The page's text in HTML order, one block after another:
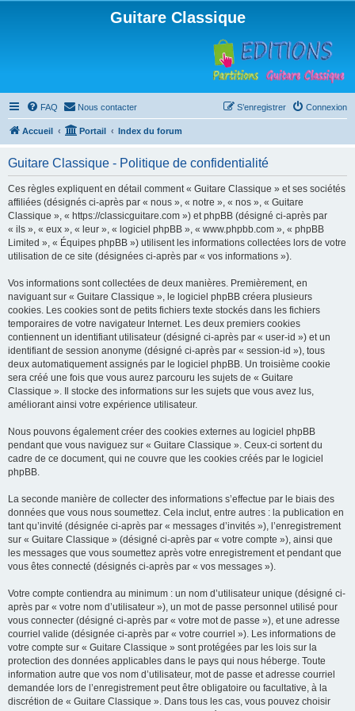
Guitare Classique
FAQ Nous contacter Connexion
S’enregistrer
Accueil Portail Index du forum
Guitare Classique - Politique de confidentialité
Ces règles expliquent en détail comment « Guitare Classique » et ses sociétés
affiliées (désignés ci-après par « nous », « notre », « nos », « Guitare
Classique », « https://classicguitare.com ») et phpBB (désigné ci-après par
« ils », « eux », « leur », « logiciel phpBB », « www.phpbb.com », « phpBB
Limited », « Équipes phpBB ») utilisent les informations collectées lors de votre
utilisation de ce site (désignées ci-après par « vos informations »).
Vos informations sont collectées de deux manières. Premièrement, en
naviguant sur « Guitare Classique », le logiciel phpBB créera plusieurs
cookies. Les cookies sont de petits fichiers texte stockés dans les fichiers
temporaires de votre navigateur Internet. Les deux premiers cookies
contiennent un identifiant utilisateur (désigné ci-après par « user-id ») et un
identifiant de session anonyme (désigné ci-après par « session-id »), tous
deux automatiquement assignés par le logiciel phpBB. Un troisième cookie
sera créé une fois que vous aurez parcouru les sujets de « Guitare
Classique ». Il stocke des informations sur les sujets que vous avez lus,
améliorant ainsi votre expérience utilisateur.
Nous pouvons également créer des cookies externes au logiciel phpBB
pendant que vous naviguez sur « Guitare Classique ». Ceux-ci sortent du
cadre de ce document, qui ne couvre que les cookies créés par le logiciel
phpBB.
La seconde manière de collecter des informations s’effectue par le biais des
données que vous nous soumettez. Cela inclut, entre autres : la publication en
tant qu’invité (désignée ci-après par « messages d’invités »), l’enregistrement
sur « Guitare Classique » (désigné ci-après par « votre compte »), ainsi que
les messages que vous soumettez après votre enregistrement et pendant que
vous êtes connecté (désignés ci-après par « vos messages »).
Votre compte contiendra au minimum : un nom d’utilisateur unique (désigné ci-
après par « votre nom d’utilisateur »), un mot de passe personnel utilisé pour
vous connecter (désigné ci-après par « votre mot de passe »), et une adresse
courriel valide (désignée ci-après par « votre courriel »). Les informations de
votre compte sur « Guitare Classique » sont protégées par les lois sur la
protection des données applicables dans le pays qui nous héberge. Toute
information autre que vos nom d’utilisateur, mot de passe et adresse courriel
demandée lors de l’enregistrement peut être obligatoire ou facultative, à la
discrétion de « Guitare Classique ». Dans tous les cas, vous pouvez choisir